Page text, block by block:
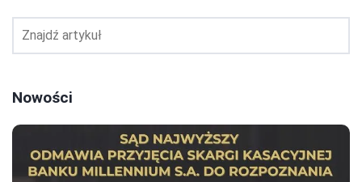
Nowości